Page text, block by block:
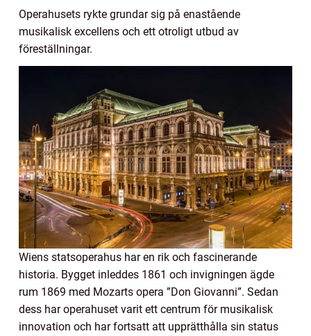
Operahusets rykte grundar sig på enastående
musikalisk excellens och ett otroligt utbud av
föreställningar.
Wiens statsoperahus har en rik och fascinerande
historia. Bygget inleddes 1861 och invigningen ägde
rum 1869 med Mozarts opera ”Don Giovanni”. Sedan
dess har operahuset varit ett centrum för musikalisk
innovation och har fortsatt att upprätthålla sin status